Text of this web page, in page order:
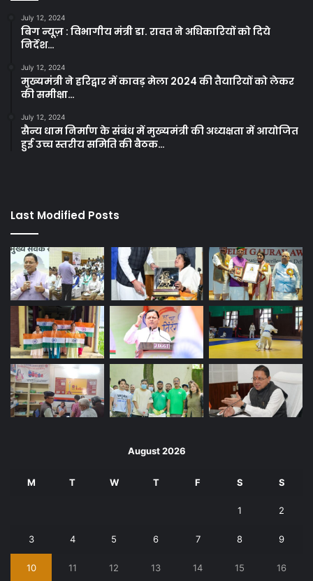
July 12, 2024
बिग न्यूज़ : विभागीय मंत्री डा. रावत ने अधिकारियों को दिये
निर्देश…
July 12, 2024
मुख्यमंत्री ने हरिद्वार में कावड़ मेला 2024 की तैयारियों को लेकर
की समीक्षा…
July 12, 2024
सैन्य धाम निर्माण के संबंध में मुख्यमंत्री की अध्यक्षता में आयोजित
हुई उच्च स्तरीय समिति की बैठक…
Last Modified Posts
August 2026
M T W T F S S
1 2
3 4 5 6 7 8 9
10 11 12 13 14 15 16